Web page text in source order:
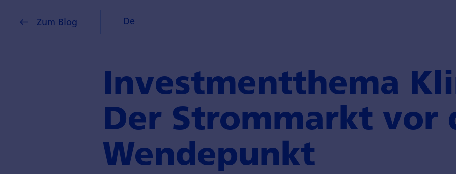
Zum Blog De
Investment­thema
Der Strommarkt vor
Wende­punkt